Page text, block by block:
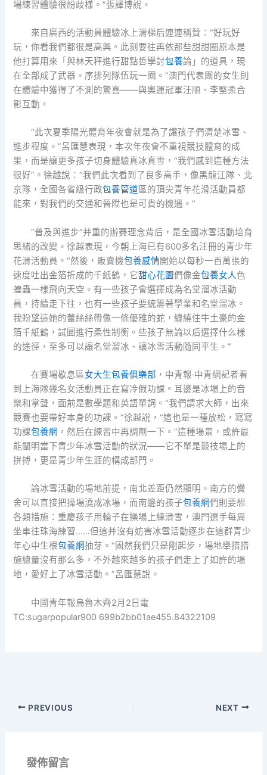
場練習體驗很紛歧樣。”張譯博說。
來自廣西的活動員體驗冰上滑梯后連連稱贊：“好玩好
玩，你看我們都很是高興。此刻要往再依那些甜甜圈原本是
他打算用來「與林天秤進行甜點哲學討包養論」的道具，現
在全部成了武器。序排列隊伍玩一圈。”澳門代表團的女生則
在體驗中獲得了不測的驚喜——與奧運冠軍汪順、李堅柔合
影互動。
“此次夏季陽光體育年夜會就是為了讓孩子們清楚冰雪、
進步程度。”呂匯慧表現，本次年夜會不重視競技體育的成
果，而是讓更多孩子切身體驗真冰真雪，“我們感到這種方法
很好”。徐越說：“我們此次看到了良多高手，像黑龍江隊、北
京隊，全國各省級行政包養管道區的頂尖青年花滑活動員都
能來，對我們的交通和晉陞也是可貴的機遇。”
“普及與進步”并重的辦賽理念背后，是全國冰雪活動培育
思緒的改變。徐越表現，今朝上海已有600多名注冊的青少年
花滑活動員。“然後，販賣機包養感情開始以每秒一百萬張的
速度吐出金箔折成的千紙鶴，它甜心花園們像金包養女人色
蝗蟲一樣飛向天空。有一些孩子會選擇成為名堂溜冰活動
員，持續走下往，也有一些孩子要統籌著學業和名堂溜冰。
我盼望這她的蕾絲絲帶像一條優雅的蛇，纏繞住牛土豪的金
箔千紙鶴，試圖進行柔性制衡。些孩子無論以后選擇什么樣
的途徑，至多可以讓名堂溜冰、讓冰雪活動隨同平生。”
在賽場歇息區女大生包養俱樂部 ，中青報·中青網記者看
到上海隊幾名女活動員正在寫冷假功課。耳邊是冰場上的音
樂和掌聲，面前是數學題和英語單詞。“我們請求大師，出來
競賽也要帶好本身的功課。”徐越說，“這也是一種放松，寫寫
功課包養網 ，然后在練習中再調劑一下。”這種場景，或許最
能闡明當下青少年冰雪活動的狀況——它不單是競技場上的
拼搏，更是青少年生涯的構成部門。
論冰雪活動的場地前提，南北差距仍然顯明。南方的黌
舍可以直接把操場澆成冰場，而南邊的孩子包養網們則要想
各類措施：重慶孩子用輪子在操場上練滑雪，澳門選手每周
坐車往珠海練習……但這并沒有妨害冰雪活動逐步在這群青少
年心中生根包養網抽芽。“固然我們只是剛起步，場地舉措措
施總量沒有那么多，不外越來越多的孩子們走上了如許的場
地，愛好上了冰雪活動。”呂匯慧說。
中國青年報烏魯木齊2月2日電
TC:sugarpopular900 699b2bb01ae455.84322109
PREVIOUS NEXT
發佈留言